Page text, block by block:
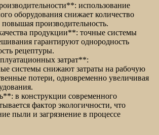
использование
оборудования снижает количество
производительность.
продукции**: точные системы
гарантируют однородность
рецептуры.
затрат**:
системы снижают затраты на рабочую
потери, одновременно увеличивая
в конструкции современного
фактор экологичности, что
пыли и загрязнение в процессе